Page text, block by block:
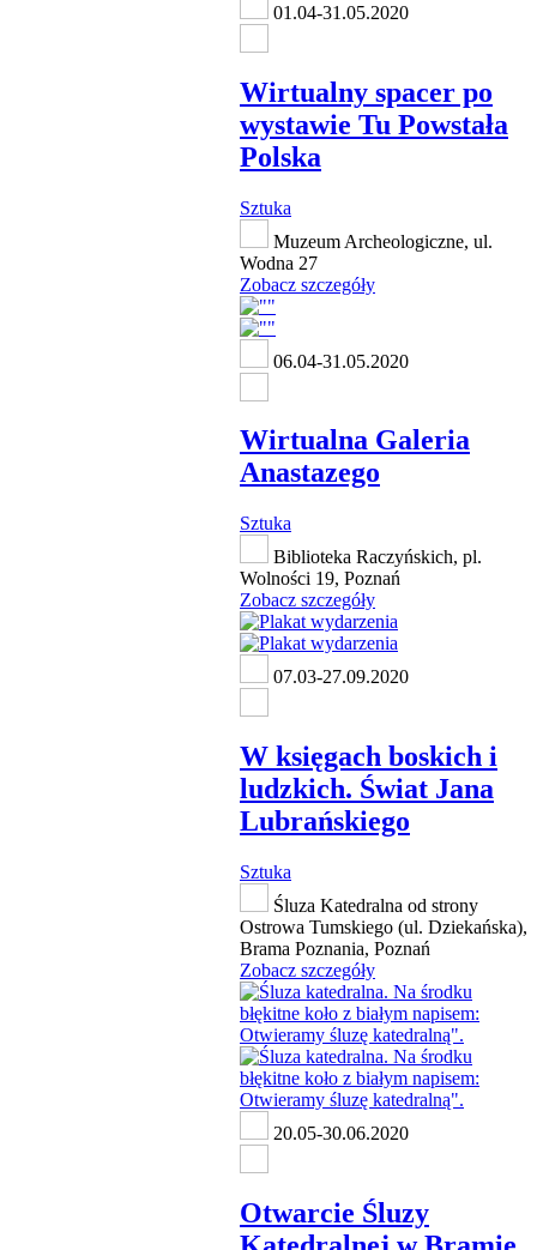
01.04-31.05.2020
Wirtualny spacer po
wystawie Tu Powstała
Polska
Sztuka
Muzeum Archeologiczne, ul.
Wodna 27
Zobacz szczegóły
06.04-31.05.2020
Wirtualna Galeria
Anastazego
Sztuka
Biblioteka Raczyńskich, pl.
Wolności 19, Poznań
Zobacz szczegóły
07.03-27.09.2020
W księgach boskich i
ludzkich. Świat Jana
Lubrańskiego
Sztuka
Śluza Katedralna od strony
Ostrowa Tumskiego (ul. Dziekańska),
Brama Poznania, Poznań
Zobacz szczegóły
20.05-30.06.2020
Otwarcie Śluzy